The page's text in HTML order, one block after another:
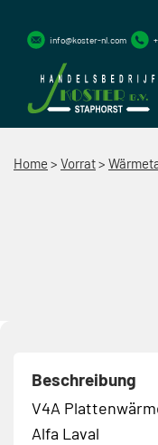
info@koster-nl.com
Home > Vorrat>
Beschreibung
V4A
Alfa Laval